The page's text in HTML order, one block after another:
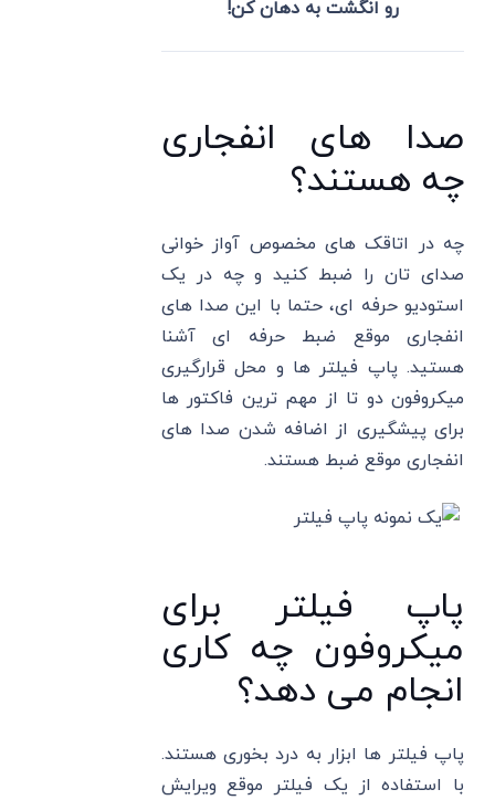
رو انگشت به دهان کن!
صدا های انفجاری
چه هستند؟
چه در اتاقک های مخصوص آواز خوانی
صدای تان را ضبط کنید و چه در یک
استودیو حرفه ای، حتما با این صدا های
انفجاری موقع ضبط حرفه ای آشنا
هستید. پاپ فیلتر ها و محل قرارگیری
میکروفون دو تا از مهم ترین فاکتور ها
برای پیشگیری از اضافه شدن صدا های
انفجاری موقع ضبط هستند.
پاپ فیلتر برای
میکروفون چه کاری
انجام می دهد؟
پاپ فیلتر ها ابزار به درد بخوری هستند.
با استفاده از یک فیلتر موقع ویرایش